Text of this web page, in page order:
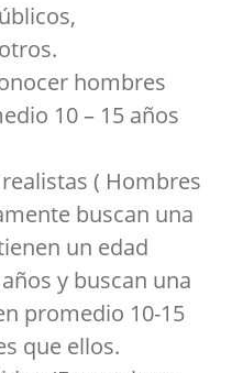
hombres
10 – 15 años
( Hombres
buscan una
un edad
y buscan una
promedio 10-15
que ellos.